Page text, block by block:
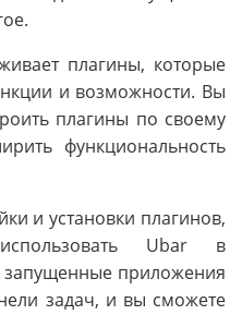
плагины, которые
и возможности. Вы
плагины по своему
функциональность
и установки плагинов,
Ubar в
запущенные приложения
задач, и вы сможете